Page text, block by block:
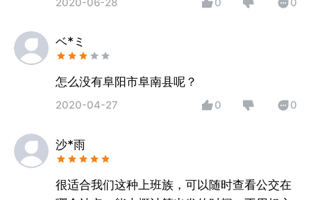
2020-06-28 0 0
ベ*ミ
怎么没有阜阳市阜南县呢？
2020-04-27 0 0
沙*雨
很适合我们这种上班族，可以随时查看公交在